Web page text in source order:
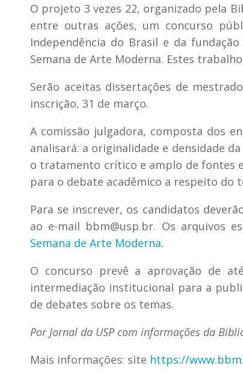
O projeto 3 vezes 22, organizado pela
entre outras ações, um concurso
Independência do Brasil e da
Semana de Arte Moderna. Estes
Serão aceitas dissertações de
inscrição, 31 de março.
A comissão julgadora, composta dos
analisará: a originalidade e densidade
o tratamento crítico e amplo de fontes
para o debate acadêmico a respeito do
Para se inscrever, os candidatos
ao e-mail bbm@usp.br. Os arquivos
Semana de Arte Moderna.
O concurso prevê a aprovação de
intermediação institucional para a
de debates sobre os temas.
Por Jornal da USP com informações da
Mais informações: site https://